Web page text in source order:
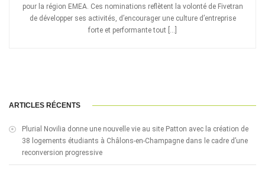
pour la région EMEA. Ces nominations reflètent la volonté de Fivetran
de développer ses activités, d’encourager une culture d’entreprise
forte et performante tout […]
ARTICLES RÉCENTS
Plurial Novilia donne une nouvelle vie au site Patton avec la création de
38 logements étudiants à Châlons-en-Champagne dans le cadre d’une
reconversion progressive